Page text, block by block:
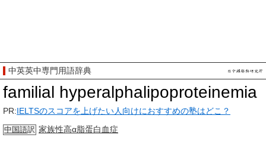
中英英中専門用語辞典
familial hyperalphalipoproteinemia
PR:IELTSのスコアを上げたい人向けにおすすめの塾はどこ？
中国語訳 家族性高α脂蛋白血症